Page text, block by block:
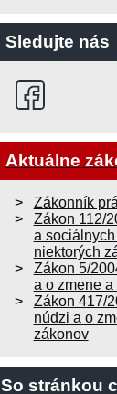
Sledujte nás
Aktuálne
Zákonník
Zákon 112/
a
niektorých
Zákon 5/
a o zmene
Zákon 417/
núdzi a o
zákonov
So stránkou